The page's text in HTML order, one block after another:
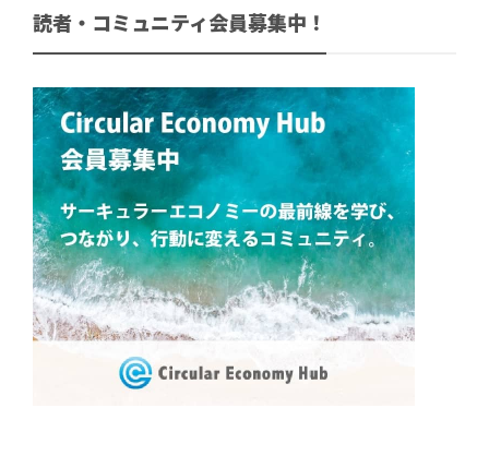
読者・コミュニティ会員募集中！